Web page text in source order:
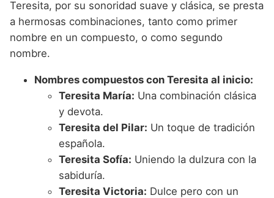
Teresita, por su sonoridad suave y clásica, se presta
a hermosas combinaciones, tanto como primer
nombre en un compuesto, o como segundo
nombre.
Nombres compuestos con Teresita al inicio:
Teresita María: Una combinación clásica
y devota.
Teresita del Pilar: Un toque de tradición
española.
Teresita Sofía: Uniendo la dulzura con la
sabiduría.
Teresita Victoria: Dulce pero con un